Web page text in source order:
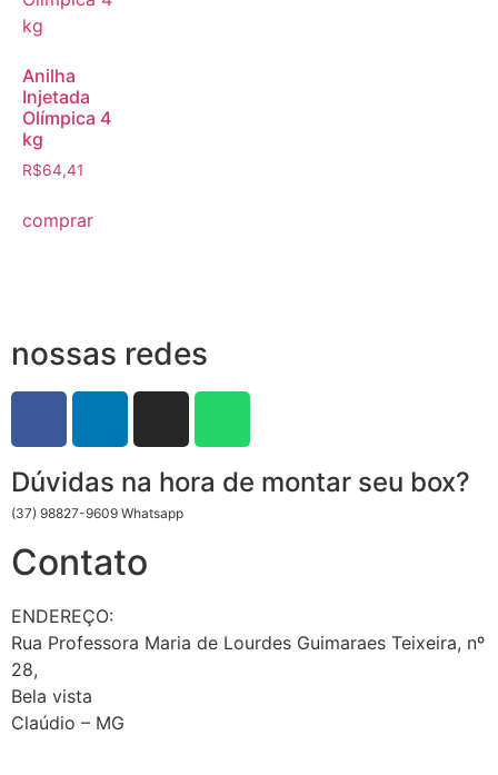
Anilha
Injetada
Olímpica 4
kg
R$64,41
comprar
nossas redes
Dúvidas na hora de montar seu box?
(37) 98827-9609 Whatsapp
Contato
ENDEREÇO:
Rua Professora Maria de Lourdes Guimaraes Teixeira, nº
28,
Bela vista
Claúdio – MG